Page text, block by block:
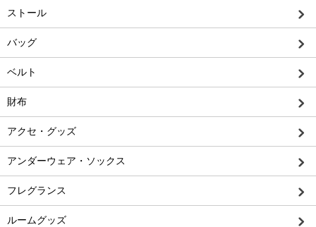
ストール
バッグ
ベルト
財布
アクセ・グッズ
アンダーウェア・ソックス
フレグランス
ルームグッズ